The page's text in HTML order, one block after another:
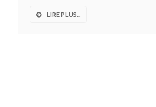
LIRE PLUS...